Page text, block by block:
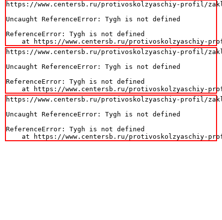
https://www.centersb.ru/protivoskolzyaschiy-profil/
Uncaught ReferenceError: Tygh is not defined
ReferenceError: Tygh is not defined
at https://www.centersb.ru/protivoskolzyaschiy-
https://www.centersb.ru/protivoskolzyaschiy-profil/
Uncaught ReferenceError: Tygh is not defined
ReferenceError: Tygh is not defined
at https://www.centersb.ru/protivoskolzyaschiy-
https://www.centersb.ru/protivoskolzyaschiy-profil/
Uncaught ReferenceError: Tygh is not defined
ReferenceError: Tygh is not defined
at https://www.centersb.ru/protivoskolzyaschiy-